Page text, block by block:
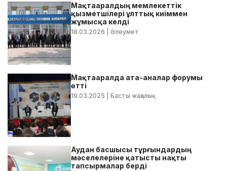
Мақтааралдың мемлекеттік
қызметшілері ұлттық киіммен
жұмысқа келді
18.03.2026 | Әлеумет
Мақтааралда ата-аналар форумы
өтті
19.03.2025 | Басты жаңалық
Аудан басшысы тұрғындардың
мәселелеріне қатысты нақты
тапсырмалар берді